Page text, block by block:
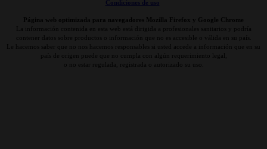
Condiciones de uso
Página web optimizada para navegadores Mozilla Firefox y Google Chrome
La información contenida en esta web está dirigida a profesionales sanitarios y podría
contener datos sobre productos o información que no es accesible o válida en su país.
Le hacemos saber que no nos hacemos responsables si usted accede a información que en su
país de origen puede que no cumpla con algún requerimiento legal,
o no estar regulada, registrada o autorizado su uso.